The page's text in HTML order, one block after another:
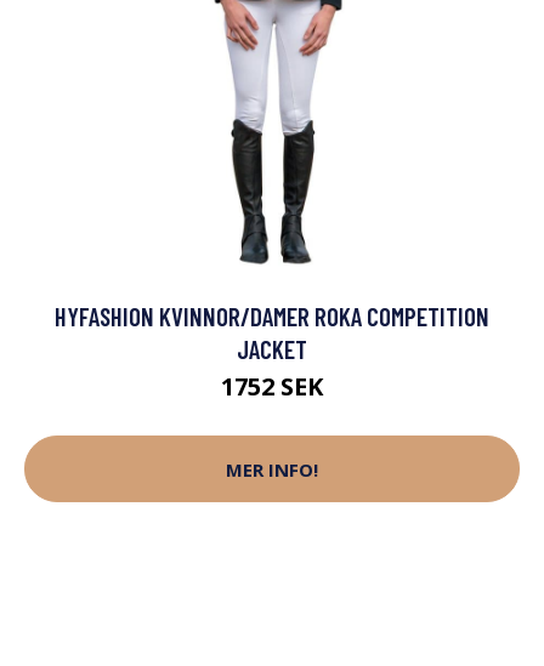
HYFASHION KVINNOR/DAMER ROKA COMPETITION
JACKET
1752 SEK
MER INFO!